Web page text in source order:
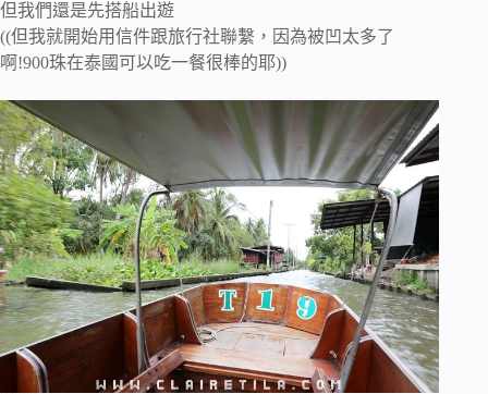
但我們還是先搭船出遊
((但我就開始用信件跟旅行社聯繫，因為被凹太多了
啊!900珠在泰國可以吃一餐很棒的耶))